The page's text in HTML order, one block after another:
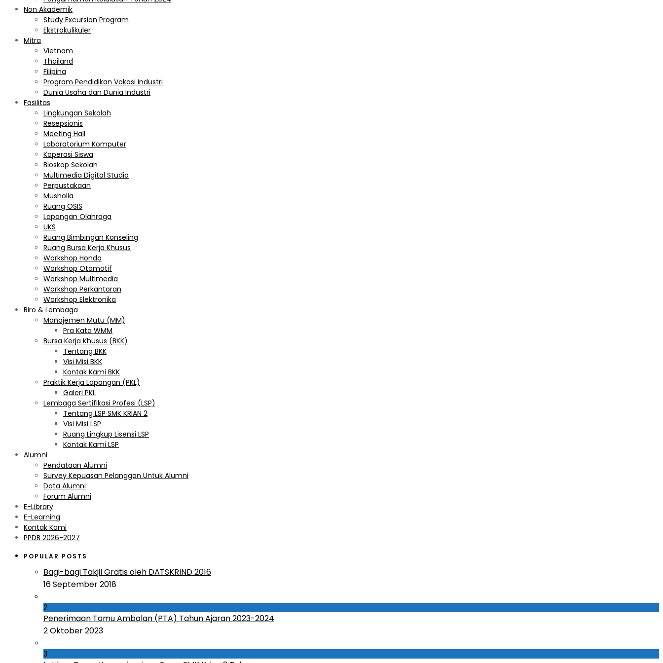
Non Akademik
Study Excursion Program
Ekstrakulikuler
Mitra
Vietnam
Thailand
Filipina
Program Pendidikan Vokasi Industri
Dunia Usaha dan Dunia Industri
Fasilitas
Lingkungan Sekolah
Resepsionis
Meeting Hall
Laboratorium Komputer
Koperasi Siswa
Bioskop Sekolah
Multimedia Digital Studio
Perpustakaan
Musholla
Ruang OSIS
Lapangan Olahraga
UKS
Ruang Bimbingan Konseling
Ruang Bursa Kerja Khusus
Workshop Honda
Workshop Otomotif
Workshop Multimedia
Workshop Perkantoran
Workshop Elektronika
Biro & Lembaga
Manajemen Mutu (MM)
Pra Kata WMM
Bursa Kerja Khusus (BKK)
Tentang BKK
Visi Misi BKK
Kontak Kami BKK
Praktik Kerja Lapangan (PKL)
Galeri PKL
Lembaga Sertifikasi Profesi (LSP)
Tentang LSP SMK KRIAN 2
Visi Misi LSP
Ruang Lingkup Lisensi LSP
Kontak Kami LSP
Alumni
Pendataan Alumni
Survey Kepuasan Pelanggan Untuk Alumni
Data Alumni
Forum Alumni
E-Library
E-Learning
Kontak Kami
PPDB 2026-2027
POPULAR POSTS
Bagi-bagi Takjil Gratis oleh DATSKRIND 2016
16 September 2018
2
Penerimaan Tamu Ambalan (PTA) Tahun Ajaran 2023-2024
2 Oktober 2023
3